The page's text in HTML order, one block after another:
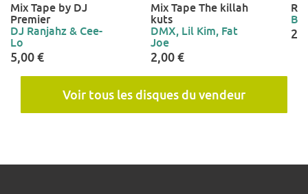
Mix Tape by DJ
Premier
DJ Ranjahz & Cee-
Lo
5,00 €
Mix Tape The killah
kuts
DMX, Lil Kim, Fat
Joe
2,00 €
Voir tous les disques du vendeur